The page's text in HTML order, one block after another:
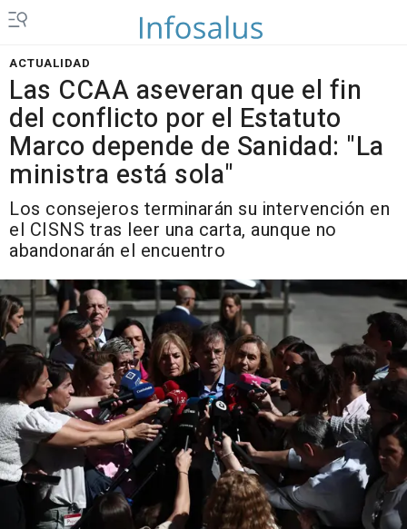
ACTUALIDAD
Las CCAA aseveran que el fin
del conflicto por el Estatuto
Marco depende de Sanidad: "La
ministra está sola"
Los consejeros terminarán su intervención en
el CISNS tras leer una carta, aunque no
abandonarán el encuentro